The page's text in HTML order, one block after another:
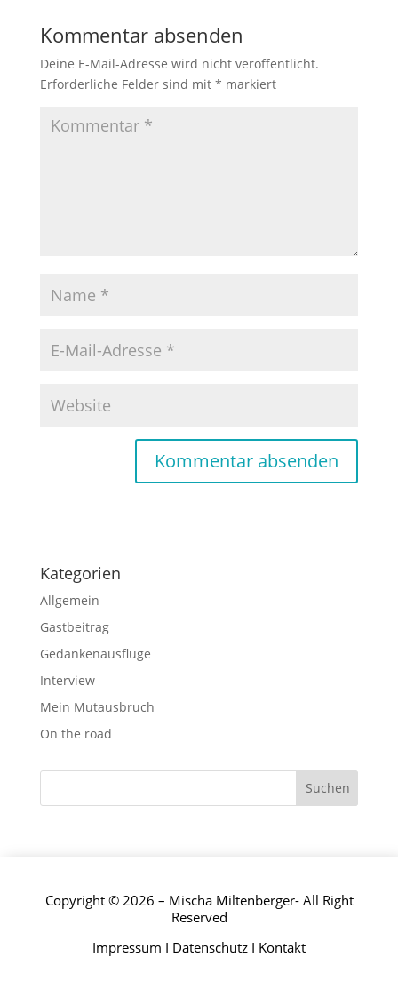
Kommentar absenden
Deine E-Mail-Adresse wird nicht veröffentlicht.
Erforderliche Felder sind mit * markiert
Kategorien
Allgemein
Gastbeitrag
Gedankenausflüge
Interview
Mein Mutausbruch
On the road
Copyright © 2026 – Mischa Miltenberger- All Right
Reserved
Impressum I Datenschutz I Kontakt